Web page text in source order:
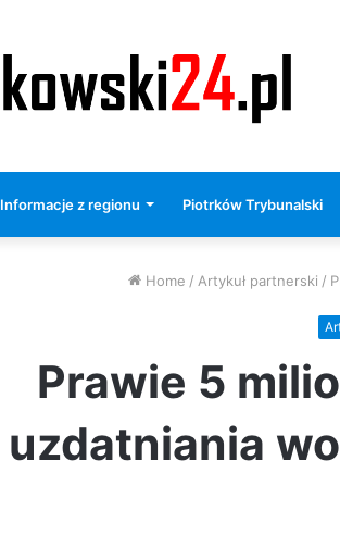
Informacje z regionu Piotrków Trybunalski
Home / Artykuł partnerski /
Prawie 5
uzdatniania